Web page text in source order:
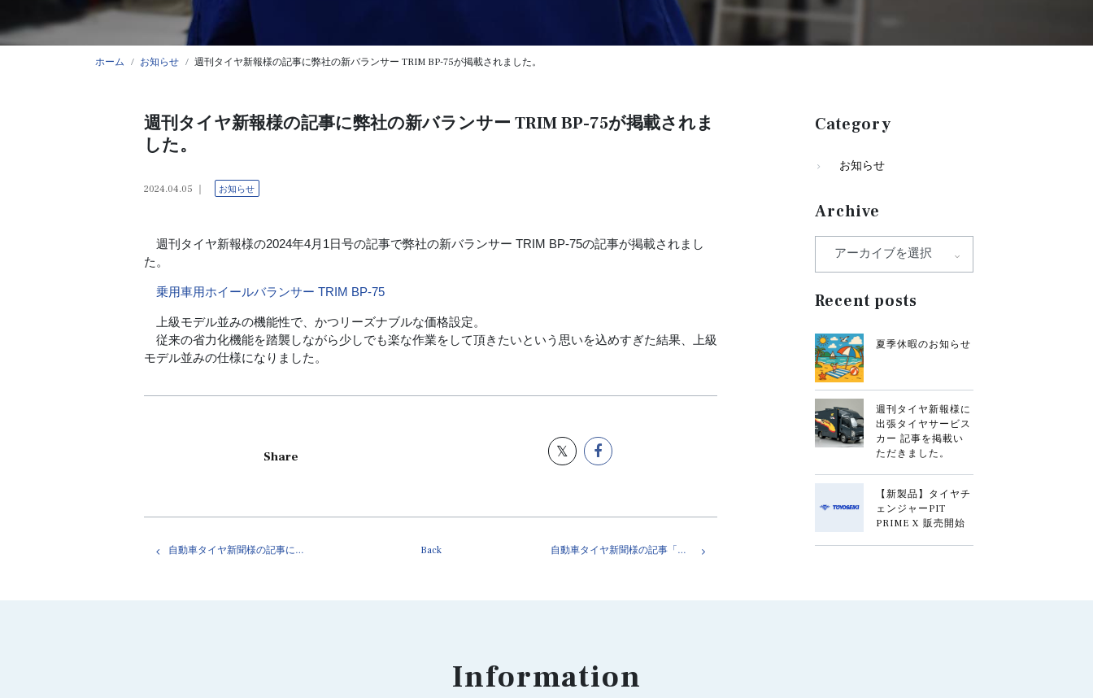
ホーム お知らせ 週刊タイヤ新報様の記事に弊社の新バランサー TRIM BP-75が掲載されました。
週刊タイヤ新報様の記事に弊社の新バランサー TRIM BP-75が掲載されま
した。
2024.04.05 お知らせ
週刊タイヤ新報様の2024年4月1日号の記事で弊社の新バランサー TRIM BP-75の記事が掲載されまし
た。
乗用車用ホイールバランサー TRIM BP-75
上級モデル並みの機能性で、かつリーズナブルな価格設定。
従来の省力化機能を踏襲しながら少しでも楽な作業をして頂きたいという思いを込めすぎた結果、上級
モデル並みの仕様になりました。
Share
自動車タイヤ新聞様の記事に弊社の新バランサー TRIM BP-75が掲載されました。 Back 自動車タイヤ新聞様の記事「技能伝承の人材教育を担う」で弊社・青木がインタビューを受けました。
Category
お知らせ
Archive
Recent posts
夏季休暇のお知らせ
週刊タイヤ新報様に
出張タイヤサービス
カー 記事を掲載い
ただきました。
【新製品】タイヤチ
ェンジャーPIT
PRIME X 販売開始
Information